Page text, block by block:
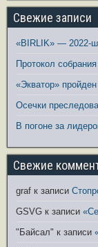
Свежие записи
«BIRLIK» —
Протокол
«Экватор» пройден
Осечки
В погоне за
Свежие
graf к записи
GSVG к записи
"Байсал" к записи